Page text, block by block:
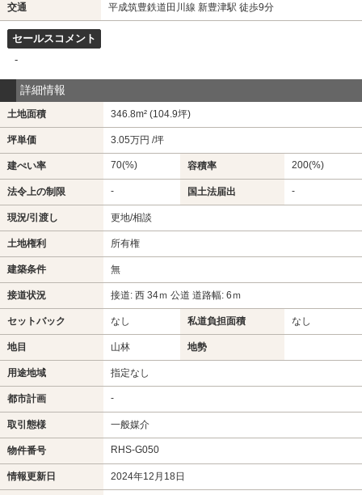
交通 平成筑豊鉄道田川線 新豊津駅 徒歩9分
セールスコメント
-
詳細情報
土地面積 346.8m² (104.9坪)
坪単価 3.05万円 /坪
建ぺい率 70(%) 容積率 200(%)
法令上の制限 - 国土法届出 -
現況/引渡し 更地/相談
土地権利 所有権
建築条件 無
接道状況 接道: 西 34ｍ 公道 道路幅: 6ｍ
セットバック なし 私道負担面積 なし
地目 山林 地勢
用途地域 指定なし
都市計画 -
取引態様 一般媒介
物件番号 RHS-G050
情報更新日 2024年12月18日